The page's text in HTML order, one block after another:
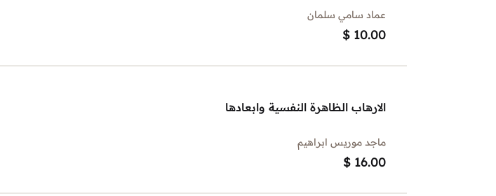
عماد سامي سلمان
$ 10.00
الارهاب الظاهرة النفسية وابعادها
ماجد موريس ابراهيم
$ 16.00